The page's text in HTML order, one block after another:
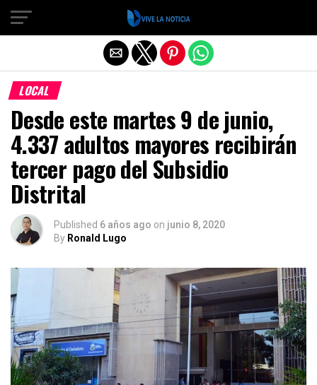
LOCAL
Desde este martes 9 de junio,
4.337 adultos mayores recibirán
tercer pago del Subsidio
Distrital
Published 6 años ago on junio 8, 2020
By Ronald Lugo
Salir de la versión móvil